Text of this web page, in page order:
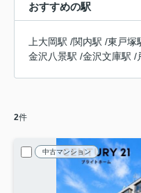
おすすめの駅
上大岡駅 /関内駅 /東戸塚
金沢八景駅 /金沢文庫駅 /
2件
中古マンション